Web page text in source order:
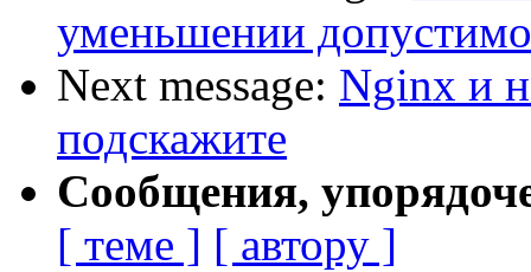
уменьшении
Next message: Nginx и
подскажите
Сообщения,
[ теме ] [ автору ]